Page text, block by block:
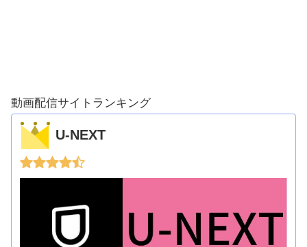
動画配信サイトランキング
U-NEXT